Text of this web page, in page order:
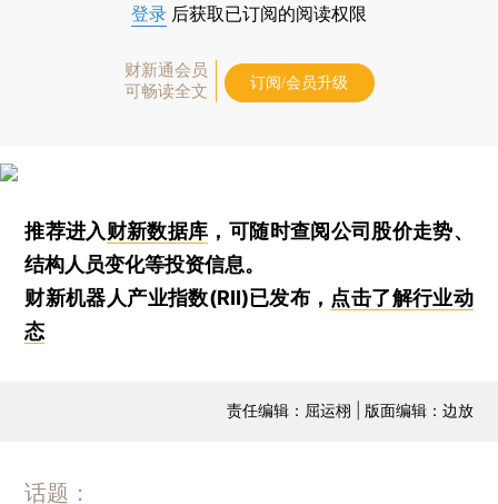
登录 后获取已订阅的阅读权限
财新通会员
可畅读全文
订阅/会员升级
推荐进入财新数据库 ，可随时查阅公司股价走势、
结构人员变化等投资信息。
财新机器人产业指数(RII)已发布， 点击了解行业动
态
责任编辑：屈运栩 | 版面编辑：边放
话题：